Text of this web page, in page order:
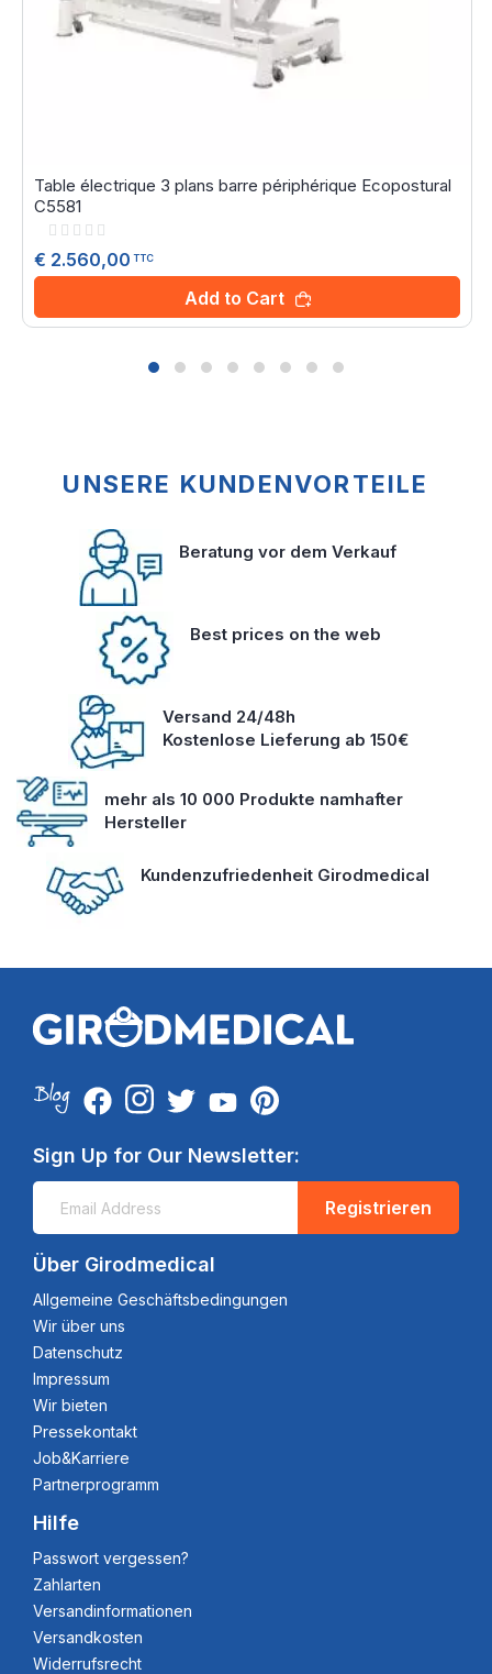
Table électrique 3 plans barre périphérique Ecopostural
C5581
Rating:
€ 2.560,00 TTC
Add to Cart
UNSERE KUNDENVORTEILE
Beratung vor dem Verkauf
Best prices on the web
Versand 24/48h
Kostenlose Lieferung ab 150€
mehr als 10 000 Produkte namhafter
Hersteller
Kundenzufriedenheit Girodmedical
Sign Up for Our Newsletter:
Registrieren
Über Girodmedical
Allgemeine Geschäftsbedingungen
Wir über uns
Datenschutz
Impressum
Wir bieten
Pressekontakt
Job&Karriere
Partnerprogramm
Hilfe
Passwort vergessen?
Zahlarten
Versandinformationen
Versandkosten
Widerrufsrecht